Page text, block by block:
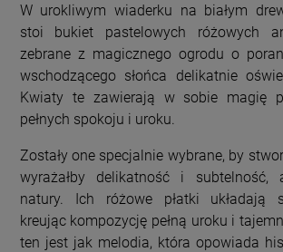
W urokliwym wiaderku na białym
stoi bukiet pastelowych różowych
zebrane z magicznego ogrodu o
wschodzącego słońca delikatnie
Kwiaty te zawierają w sobie magię
pełnych spokoju i uroku.
Zostały one specjalnie wybrane, by
wyrażałby delikatność i subtelność,
natury. Ich różowe płatki układają
kreując kompozycję pełną uroku i
ten jest jak melodia, która opowiada